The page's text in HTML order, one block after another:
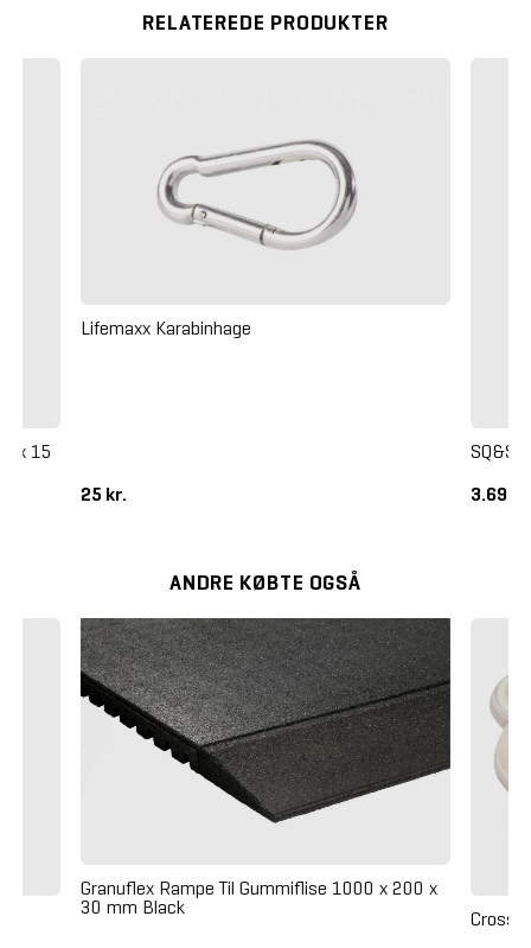
RELATEREDE PRODUKTER
x 15
Lifemaxx Karabinhage
25 kr.
3.695
ANDRE KØBTE OGSÅ
Granuflex Rampe Til Gummiflise 1000 x 200 x
30 mm Black